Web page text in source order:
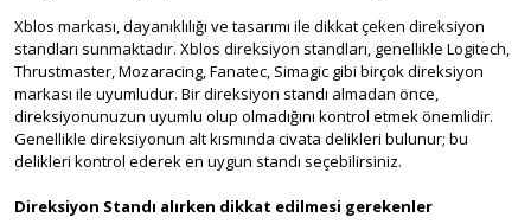
Xblos markası, dayanıklılığı ve tasarımı ile dikkat çeken direksiyon
standları sunmaktadır. Xblos direksiyon standları, genellikle Logitech,
Thrustmaster, Mozaracing, Fanatec, Simagic gibi birçok direksiyon
markası ile uyumludur. Bir direksiyon standı almadan önce,
direksiyonunuzun uyumlu olup olmadığını kontrol etmek önemlidir.
Genellikle direksiyonun alt kısmında civata delikleri bulunur; bu
delikleri kontrol ederek en uygun standı seçebilirsiniz.
Direksiyon Standı alırken dikkat edilmesi gerekenler